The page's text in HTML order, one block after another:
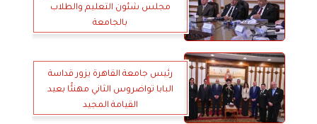
مجلس شئون التعليم والطلاب
بالجامعة
رئيس جامعة القاهرة يزور قداسة
البابا تواضروس الثاني مهنئًا بعيد
القيامة المجيد